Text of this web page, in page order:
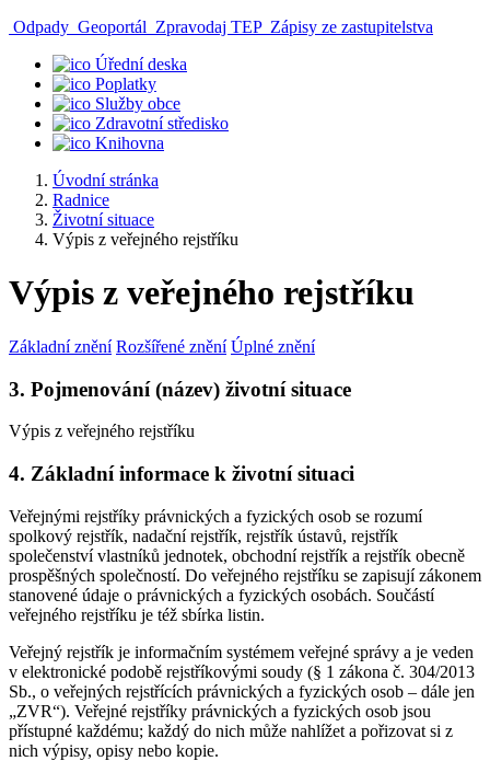
Odpady Geoportál Zpravodaj TEP Zápisy ze zastupitelstva
Úřední deska
Poplatky
Služby obce
Zdravotní středisko
Knihovna
Úvodní stránka
Radnice
Životní situace
Výpis z veřejného rejstříku
Výpis z veřejného rejstříku
Základní znění Rozšířené znění Úplné znění
3. Pojmenování (název) životní situace
Výpis z veřejného rejstříku
4. Základní informace k životní situaci
Veřejnými rejstříky právnických a fyzických osob se rozumí
spolkový rejstřík, nadační rejstřík, rejstřík ústavů, rejstřík
společenství vlastníků jednotek, obchodní rejstřík a rejstřík obecně
prospěšných společností. Do veřejného rejstříku se zapisují zákonem
stanovené údaje o právnických a fyzických osobách. Součástí
veřejného rejstříku je též sbírka listin.
Veřejný rejstřík je informačním systémem veřejné správy a je veden
v elektronické podobě rejstříkovými soudy (§ 1 zákona č. 304/2013
Sb., o veřejných rejstřících právnických a fyzických osob – dále jen
„ZVR“). Veřejné rejstříky právnických a fyzických osob jsou
přístupné každému; každý do nich může nahlížet a pořizovat si z
nich výpisy, opisy nebo kopie.